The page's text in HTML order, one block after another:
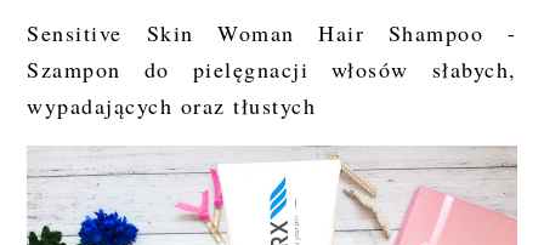
Sensitive Skin Woman Hair Shampoo -
Szampon do pielęgnacji włosów słabych,
wypadających oraz tłustych